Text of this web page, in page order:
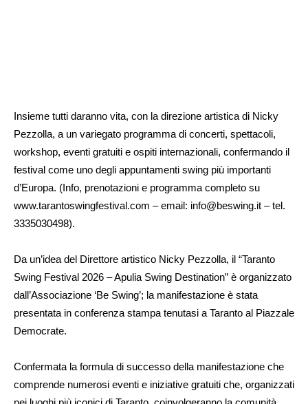
Insieme tutti daranno vita, con la direzione artistica di Nicky
Pezzolla, a un variegato programma di concerti, spettacoli,
workshop, eventi gratuiti e ospiti internazionali, confermando il
festival come uno degli appuntamenti swing più importanti
d’Europa. (Info, prenotazioni e programma completo su
www.tarantoswingfestival.com – email: info@beswing.it – tel.
3335030498).
Da un’idea del Direttore artistico Nicky Pezzolla, il “Taranto
Swing Festival 2026 – Apulia Swing Destination” è organizzato
dall’Associazione ‘Be Swing’; la manifestazione è stata
presentata in conferenza stampa tenutasi a Taranto al Piazzale
Democrate.
Confermata la formula di successo della manifestazione che
comprende numerosi eventi e iniziative gratuiti che, organizzati